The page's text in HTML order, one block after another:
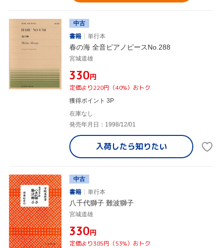
中古
書籍
単行本
春の海 全音ピアノピースNo.288
宮城道雄
¥330円
定価より220円（40%）おトク
獲得ポイント 3P
在庫なし
発売年月日：1998/12/01
入荷したら知りたい
中古
書籍
単行本
八千代獅子 難波獅子
宮城道雄
¥330円
定価より385円（53%）おトク